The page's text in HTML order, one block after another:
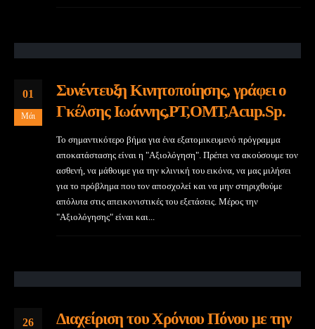
01
Μάι
Συνέντευξη Κινητοποίησης, γράφει ο
Γκέλσης Ιωάννης,PT,OMT,Acup.Sp.
Το σημαντικότερο βήμα για ένα εξατομικευμενό πρόγραμμα
αποκατάστασης είναι η "Αξιολόγηση". Πρέπει να ακούσουμε τον
ασθενή, να μάθουμε για την κλινική του εικόνα, να μας μιλήσει
για το πρόβλημα που τον αποσχολεί και να μην στηριχθούμε
απόλυτα στις απεικονιστικές του εξετάσεις. Μέρος την
"Αξιολόγησης" είναι και...
26
Διαχείριση του Χρόνιου Πόνου με την